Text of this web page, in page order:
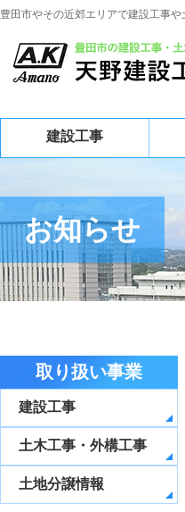
豊田市やその近郊エリアで建設工事
建設工事
お知らせ
取り扱い事業
建設工事
土木工事・外構工事
土地分譲情報